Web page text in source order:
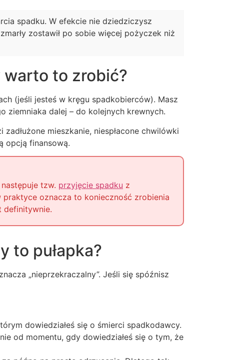
spadku. W efekcie nie dziedziczysz
zostawił po sobie więcej pożyczek niż
to zrobić?
(jeśli jesteś w kręgu spadkobierców). Masz
ziemniaka dalej – do kolejnych krewnych.
mieszkanie, niespłacone chwilówki
opcją finansową.
tzw. przyjęcie spadku z
oznacza to konieczność zrobienia
definitywnie.
to pułapka?
„nieprzekraczalny”. Jeśli się spóźnisz
dowiedziałeś się o śmierci spadkodawcy.
od momentu, gdy dowiedziałeś się o tym, że